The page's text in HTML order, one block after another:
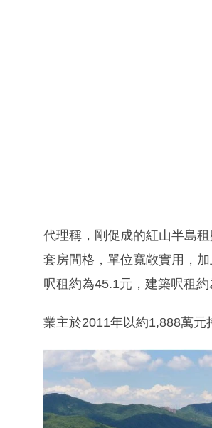
代理稱，剛促成的紅山半島
套房間格，單位寬敞實用，
呎租約為45.1元，建築呎租約
業主於2011年以約1,888萬元